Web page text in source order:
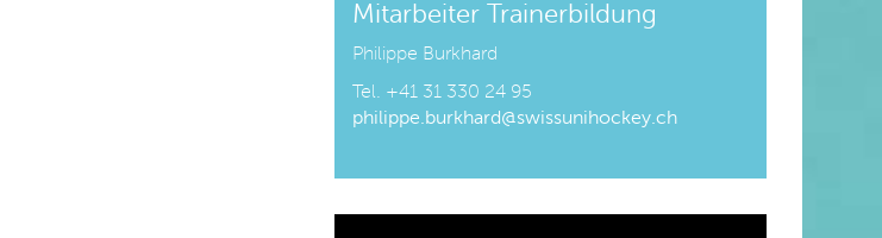
Mitarbeiter Trainerbildung
Philippe Burkhard
Tel. +41 31 330 24 95
philippe.burkhard@swissunihockey.ch